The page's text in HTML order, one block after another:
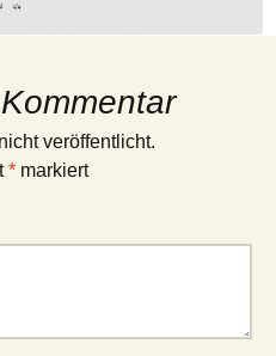
veröffentlicht.
* markiert